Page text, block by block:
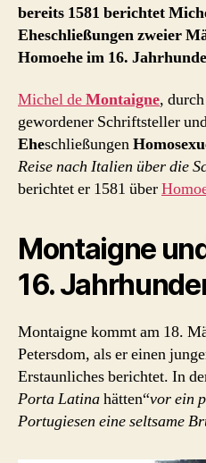
bereits 1581 berichtet
Eheschließungen zweier
Homoehe im 16.
Michel deMontaigne,
gewordener Schriftsteller
Eheschließungen
Reise nach Italien über die
berichtet er 1581 über
Montaigne
16.
Montaigne kommt am 18.
Petersdom, als er einen
Erstaunliches berichtet. In
Porta Latinahätten“vor ein
Portugiesen eine seltsame